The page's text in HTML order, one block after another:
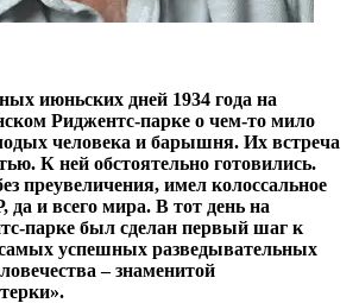
июньских дней 1934 года на
Риджентс-парке о чем-то мило
человека и барышня. Их встреча
К ней обстоятельно готовились.
преувеличения, имел колоссальное
и всего мира. В тот день на
парке был сделан первый шаг к
успешных разведывательных
– знаменитой